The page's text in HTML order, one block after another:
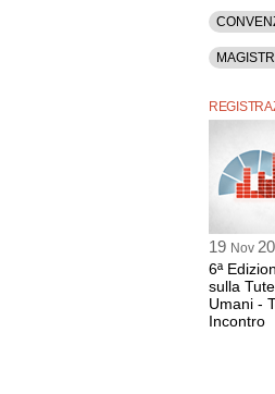
La
19 Nov
6ª
sulla
Umani -
Incontro